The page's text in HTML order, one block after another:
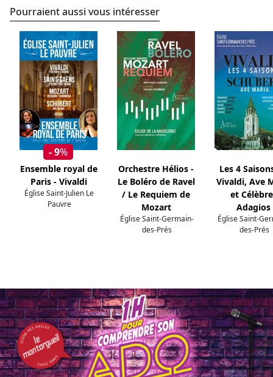
Pourraient aussi vous intéresser
- 9%
Ensemble royal de
Paris - Vivaldi
Église Saint-Julien Le
Pauvre
Orchestre Hélios -
Le Boléro de Ravel
/ Le Requiem de
Mozart
Église Saint-Germain-
des-Prés
Les 4
Vivaldi, Ave
et
Adagios
Église Saint-
des-Prés